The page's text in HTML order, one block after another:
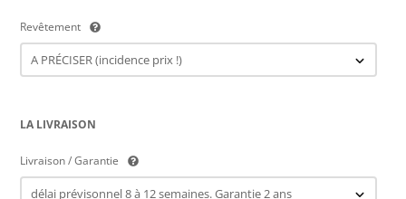
Revêtement
LA LIVRAISON
Livraison / Garantie